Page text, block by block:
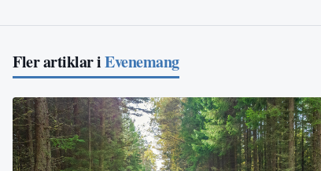
Fler artiklar iEvenemang